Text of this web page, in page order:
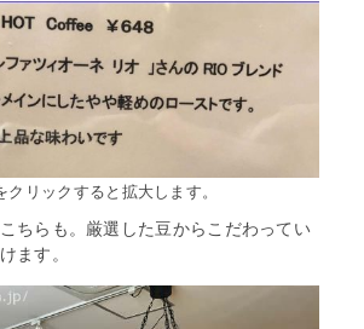
リックすると拡大します。
ちらも。厳選した豆からこだわってい
ます。